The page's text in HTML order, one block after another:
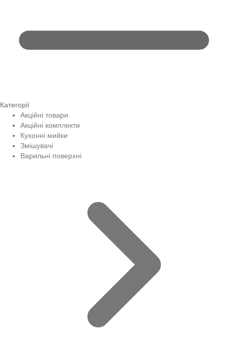
Категорії
Акційні товари
Акційні комплекти
Кухонні мийки
Змішувачі
Варильні поверхні